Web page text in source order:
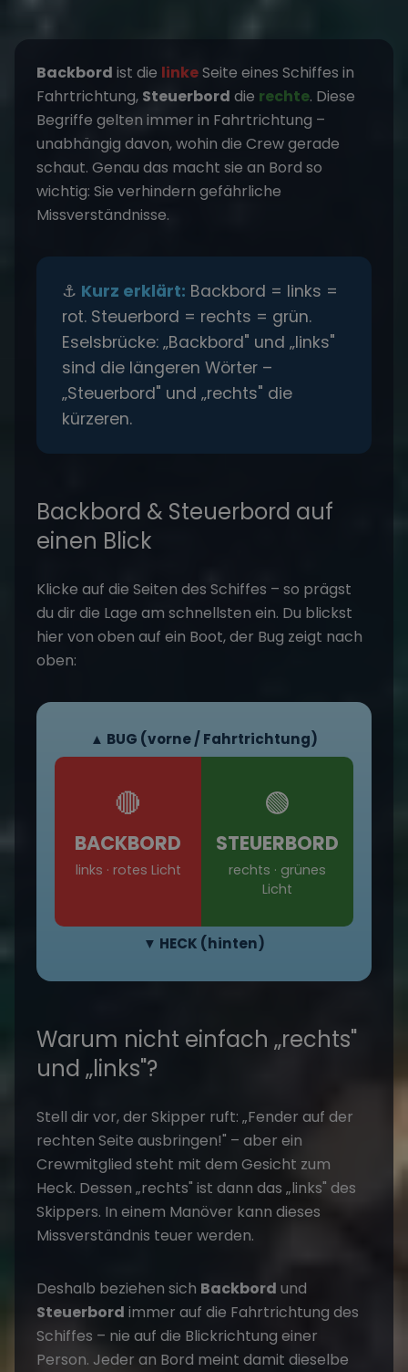
Backbord ist die linkeSeite eines Schiffes in
Fahrtrichtung, Steuerbord die rechte. Diese
Begriffe gelten immer in Fahrtrichtung –
unabhängig davon, wohin die Crew gerade
schaut. Genau das macht sie an Bord so
wichtig: Sie verhindern gefährliche
Missverständnisse.
⚓ Kurz erklärt: Backbord = links =
rot. Steuerbord = rechts = grün.
Eselsbrücke: „Backbord" und „links"
sind die längeren Wörter –
„Steuerbord" und „rechts" die
kürzeren.
Backbord & Steuerbord auf
einen Blick
Klicke auf die Seiten des Schiffes – so prägst
du dir die Lage am schnellsten ein. Du blickst
hier von oben auf ein Boot, der Bug zeigt nach
oben:
▲ BUG (vorne / Fahrtrichtung)
🔴
BACKBORD
links · rotes Licht
🟢
STEUERBORD
rechts · grünes
Licht
▼ HECK (hinten)
Warum nicht einfach „rechts"
und „links"?
Stell dir vor, der Skipper ruft: „Fender auf der
rechten Seite ausbringen!" – aber ein
Crewmitglied steht mit dem Gesicht zum
Heck. Dessen „rechts" ist dann das „links" des
Skippers. In einem Manöver kann dieses
Missverständnis teuer werden.
Deshalb beziehen sich Backbord und
Steuerbord immer auf die Fahrtrichtung des
Schiffes – nie auf die Blickrichtung einer
Person. Jeder an Bord meint damit dieselbe